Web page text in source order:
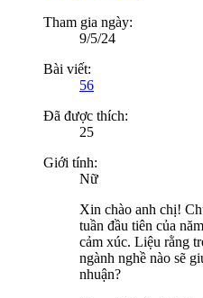
Tham gia ngày:
9/5/24
Bài viết:
56
Đã được thích:
25
Giới tính:
Nữ
Xin chào anh chị!
tuần đầu tiên của
cảm xúc. Liệu rằng
ngành nghề nào sẽ
nhuận?